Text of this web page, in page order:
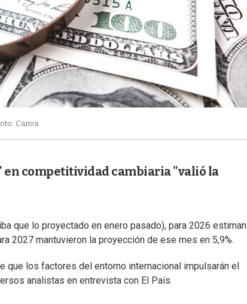
Canva
en competitividad cambiaria "valió la
que lo proyectado en enero pasado), para 2026 estiman
2027 mantuvieron la proyección de ese mes en 5,9%.
que los factores del entorno internacional impulsarán el
analistas en entrevista con El País.